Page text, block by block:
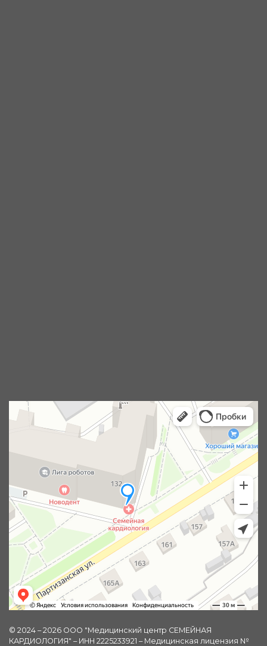
© 2024 – 2026 ООО "Медицинский центр СЕМЕЙНАЯ
КАРДИОЛОГИЯ" – ИНН 2225233921 – Медицинская лицензия №